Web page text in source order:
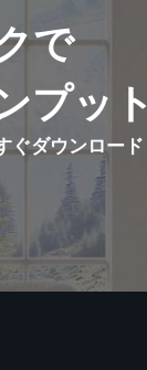
で
プット
ぐダウンロード